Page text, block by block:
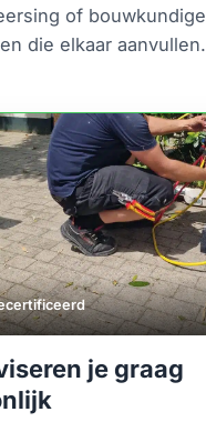
of bouwkundige
die elkaar aanvullen.
je graag